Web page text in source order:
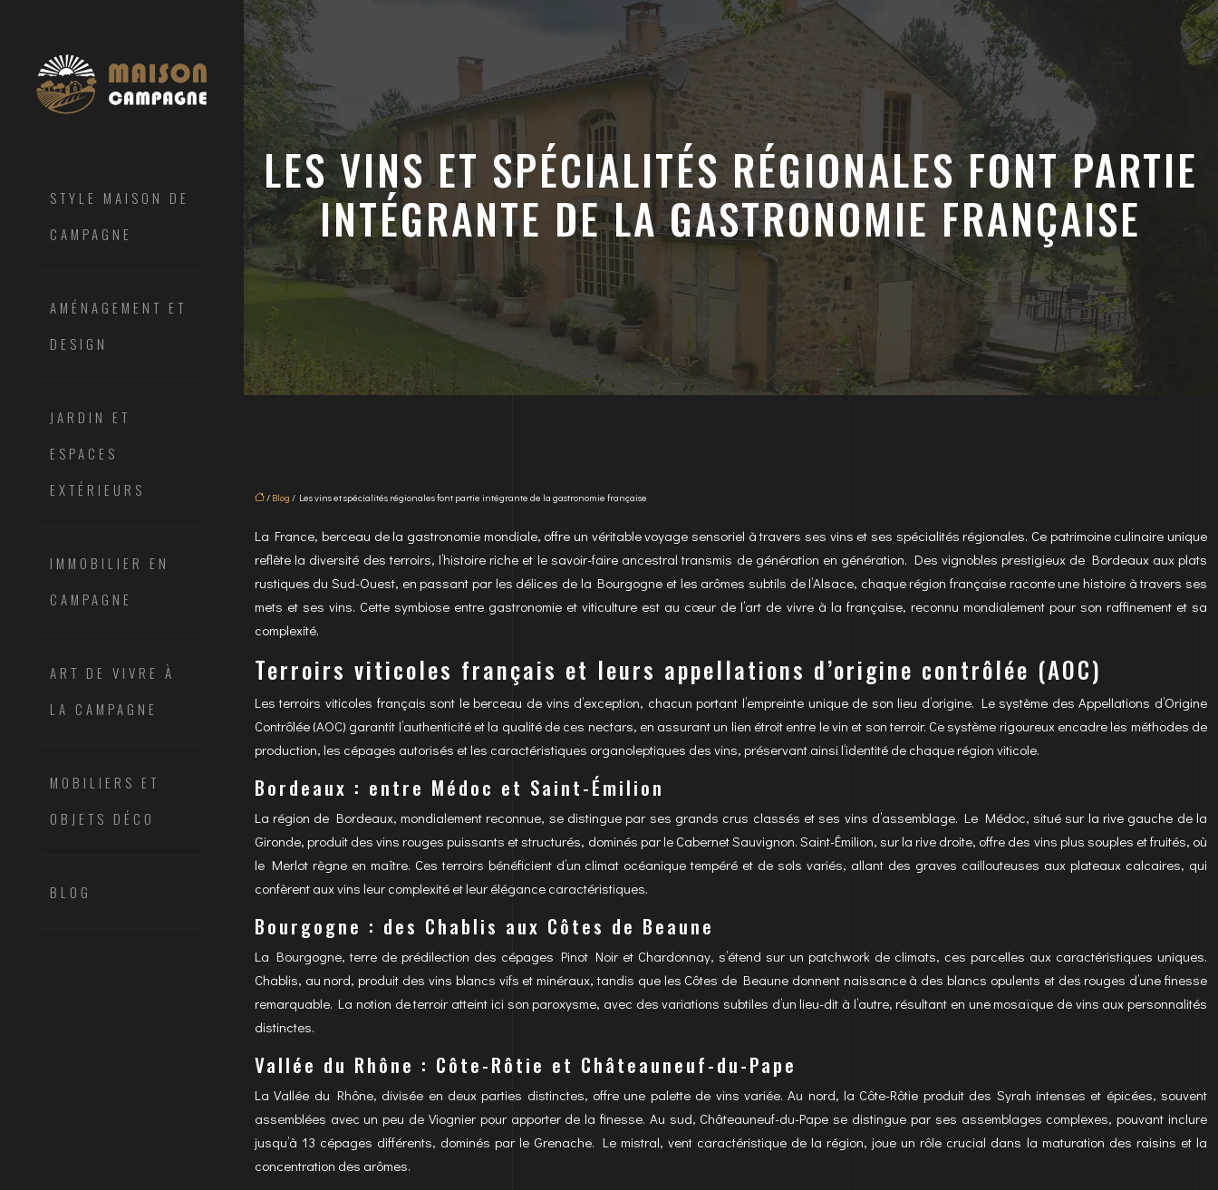
STYLE MAISON DE
CAMPAGNE
AMÉNAGEMENT ET
DESIGN
JARDIN ET
ESPACES
EXTÉRIEURS
IMMOBILIER EN
CAMPAGNE
ART DE VIVRE À
LA CAMPAGNE
MOBILIERS ET
OBJETS DÉCO
BLOG
LES VINS ET SPÉCIALITÉS RÉGIONALES FONT PARTIE
INTÉGRANTE DE LA GASTRONOMIE FRANÇAISE
/ Blog / Les vins et spécialités régionales font partie intégrante de la gastronomie française
La France, berceau de la gastronomie mondiale, offre un véritable voyage sensoriel à travers ses vins et ses spécialités régionales. Ce patrimoine culinaire unique
reflète la diversité des terroirs, l’histoire riche et le savoir-faire ancestral transmis de génération en génération. Des vignobles prestigieux de Bordeaux aux plats
rustiques du Sud-Ouest, en passant par les délices de la Bourgogne et les arômes subtils de l’Alsace, chaque région française raconte une histoire à travers ses
mets et ses vins. Cette symbiose entre gastronomie et viticulture est au cœur de l’art de vivre à la française, reconnu mondialement pour son raffinement et sa
complexité.
Terroirs viticoles français et leurs appellations d’origine contrôlée (AOC)
Les terroirs viticoles français sont le berceau de vins d’exception, chacun portant l’empreinte unique de son lieu d’origine. Le système des Appellations d’Origine
Contrôlée (AOC) garantit l’authenticité et la qualité de ces nectars, en assurant un lien étroit entre le vin et son terroir. Ce système rigoureux encadre les méthodes de
production, les cépages autorisés et les caractéristiques organoleptiques des vins, préservant ainsi l’identité de chaque région viticole.
Bordeaux : entre Médoc et Saint-Émilion
La région de Bordeaux, mondialement reconnue, se distingue par ses grands crus classés et ses vins d’assemblage. Le Médoc, situé sur la rive gauche de la
Gironde, produit des vins rouges puissants et structurés, dominés par le Cabernet Sauvignon. Saint-Émilion, sur la rive droite, offre des vins plus souples et fruités, où
le Merlot règne en maître. Ces terroirs bénéficient d’un climat océanique tempéré et de sols variés, allant des graves caillouteuses aux plateaux calcaires, qui
confèrent aux vins leur complexité et leur élégance caractéristiques.
Bourgogne : des Chablis aux Côtes de Beaune
La Bourgogne, terre de prédilection des cépages Pinot Noir et Chardonnay, s’étend sur un patchwork de climats, ces parcelles aux caractéristiques uniques.
Chablis, au nord, produit des vins blancs vifs et minéraux, tandis que les Côtes de Beaune donnent naissance à des blancs opulents et des rouges d’une finesse
remarquable. La notion de terroir atteint ici son paroxysme, avec des variations subtiles d’un lieu-dit à l’autre, résultant en une mosaïque de vins aux personnalités
distinctes.
Vallée du Rhône : Côte-Rôtie et Châteauneuf-du-Pape
La Vallée du Rhône, divisée en deux parties distinctes, offre une palette de vins variée. Au nord, la Côte-Rôtie produit des Syrah intenses et épicées, souvent
assemblées avec un peu de Viognier pour apporter de la finesse. Au sud, Châteauneuf-du-Pape se distingue par ses assemblages complexes, pouvant inclure
jusqu’à 13 cépages différents, dominés par le Grenache. Le mistral, vent caractéristique de la région, joue un rôle crucial dans la maturation des raisins et la
concentration des arômes.